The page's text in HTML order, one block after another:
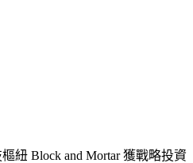
紐 Block and Mortar 獲戰略投資